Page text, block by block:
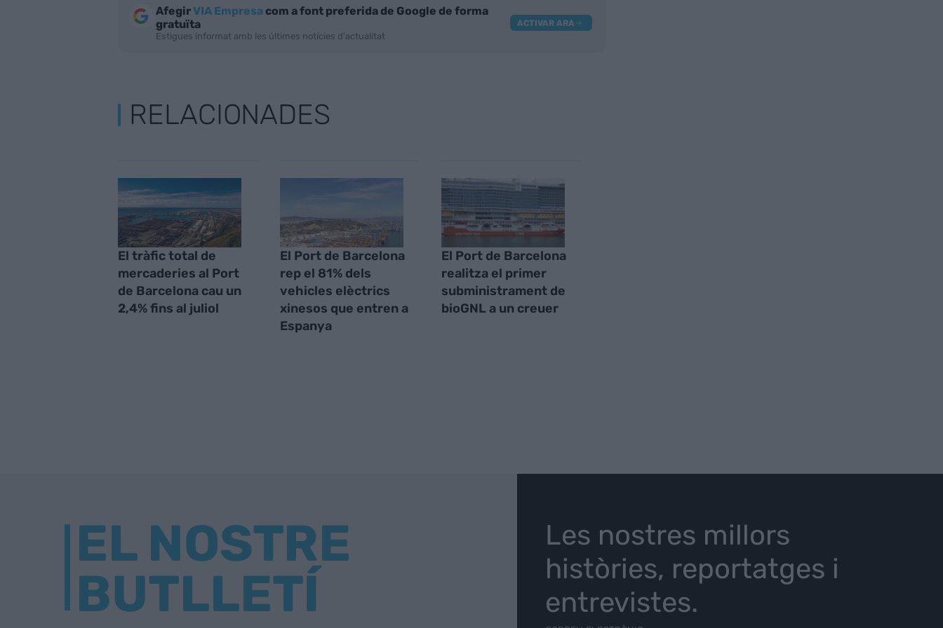
AfegirVIA Empresacom a font preferida de Google de forma
gratuïta
Estigues informat amb les últimes notícies d'actualitat
ACTIVAR ARA
RELACIONADES
El tràfic total de
mercaderies al Port
de Barcelona cau un
2,4% fins al juliol
El Port de Barcelona
rep el 81% dels
vehicles elèctrics
xinesos que entren a
Espanya
El Port de Barcelona
realitza el primer
subministrament de
bioGNL a un creuer
EL NOSTRE
BUTLLETÍ
Les nostres millors
històries, reportatges i
entrevistes.